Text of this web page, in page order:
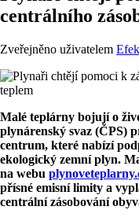
centrálního
Zveřejněno uživatelem
Malé teplárny bojují o
plynárenský svaz (ČPS)
centrum, které nabízí
ekologický zemní plyn.
na webu
přísné emisní limity a
centrální zásobování